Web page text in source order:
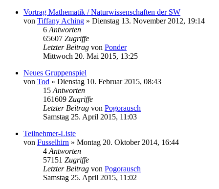
Vortrag Mathematik / Naturwissenschaften der SW
von Tiffany Aching » Dienstag 13. November 2012, 19:14
6 Antworten
65607 Zugriffe
Letzter Beitrag von Ponder
Mittwoch 20. Mai 2015, 13:25
Neues Gruppenspiel
von Tod » Dienstag 10. Februar 2015, 08:43
15 Antworten
161609 Zugriffe
Letzter Beitrag von Pogorausch
Samstag 25. April 2015, 11:03
Teilnehmer-Liste
von Fusselhirn » Montag 20. Oktober 2014, 16:44
4 Antworten
57151 Zugriffe
Letzter Beitrag von Pogorausch
Samstag 25. April 2015, 11:02